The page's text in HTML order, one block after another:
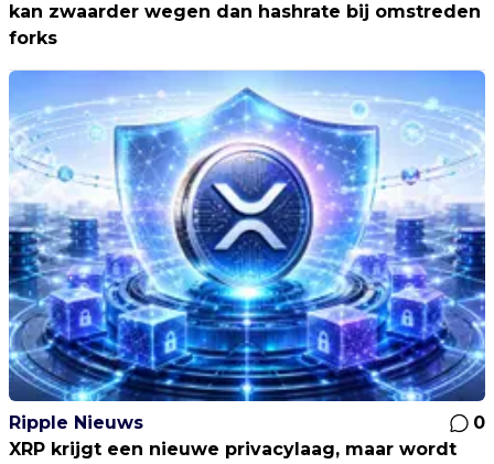
kan zwaarder wegen dan hashrate bij omstreden
forks
Ripple Nieuws
0
XRP krijgt een nieuwe privacylaag, maar wordt